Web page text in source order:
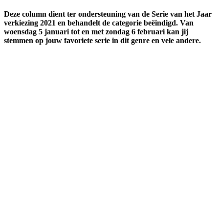
Deze column dient ter ondersteuning van de Serie van het Jaar
verkiezing 2021 en behandelt de categorie beëindigd. Van
woensdag 5 januari tot en met zondag 6 februari kan jij
stemmen op jouw favoriete serie in dit genre en vele andere.